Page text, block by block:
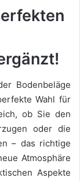
Bodenbeläge
Wahl für
ob Sie den
oder die
– das richtige
Atmosphäre
Aspekte